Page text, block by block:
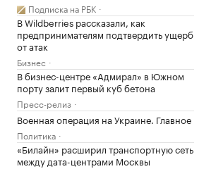
Подписка на РБК
В Wildberries рассказали, как
предпринимателям подтвердить ущерб
от атак
Бизнес
В бизнес-центре «Адмирал» в Южном
порту залит первый куб бетона
Пресс-релиз
Военная операция на Украине. Главное
Политика
«Билайн» расширил транспортную сеть
между дата-центрами Москвы